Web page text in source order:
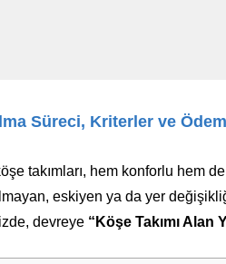
Süreci, Kriterler ve
takımları, hem konforlu hem
eskiyen ya da yer
devreye “Köşe Takımı Alan